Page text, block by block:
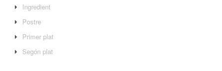
Ingredient
Postre
Primer plat
Segón plat